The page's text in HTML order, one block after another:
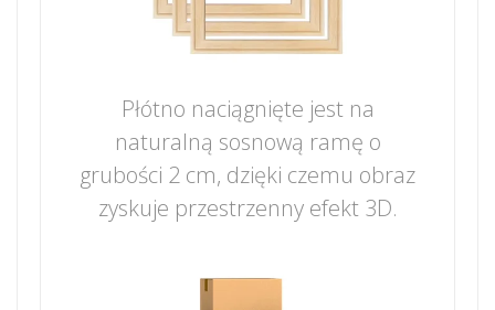
Płótno naciągnięte jest na
naturalną sosnową ramę o
grubości 2 cm, dzięki czemu obraz
zyskuje przestrzenny efekt 3D.